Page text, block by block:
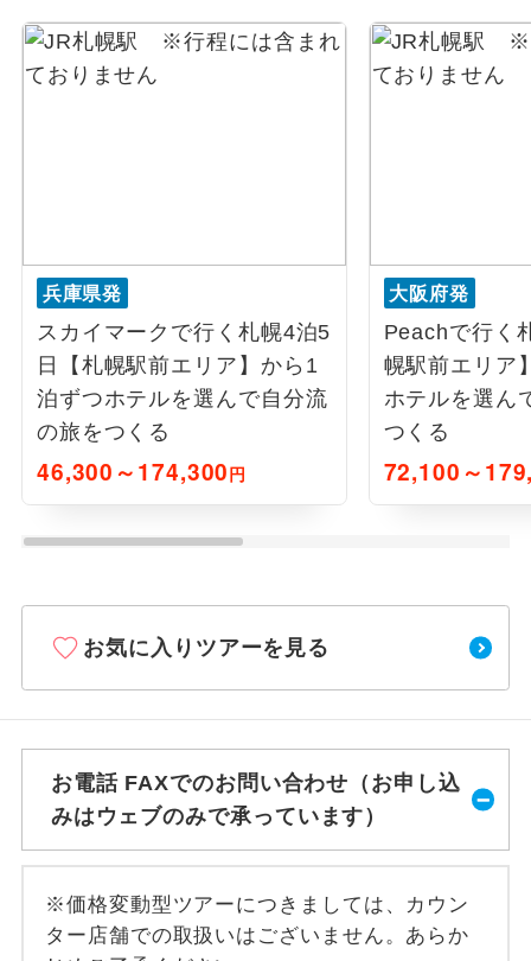
兵庫県発
スカイマークで行く札幌4泊5
日【札幌駅前エリア】から1
泊ずつホテルを選んで自分流
の旅をつくる
46,300～174,300円
大阪府発
Peachで行く
幌駅前エリア
ホテルを選ん
つくる
72,100～
お気に入りツアーを見る
お電話 FAXでのお問い合わせ（お申し込
みはウェブのみで承っています）
※価格変動型ツアーにつきましては、カウン
ター店舗での取扱いはございません。あらか